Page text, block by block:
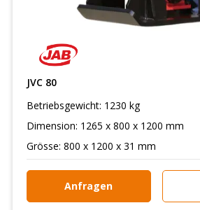
JVC 80
Betriebsgewicht: 1230 kg
Dimension: 1265 x 800 x 1200 mm
Grösse: 800 x 1200 x 31 mm
Anfragen